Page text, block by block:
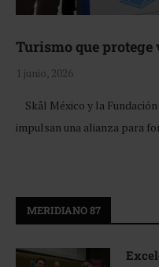
Turismo que protege
1 junio, 2026
Skål México y la
impulsan una alianza para
MERIDIANO 87